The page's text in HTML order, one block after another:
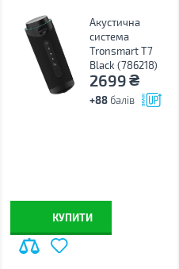
Акустична
система
Tronsmart T7
Black (786218)
2699₴
+88 балів
КУПИТИ